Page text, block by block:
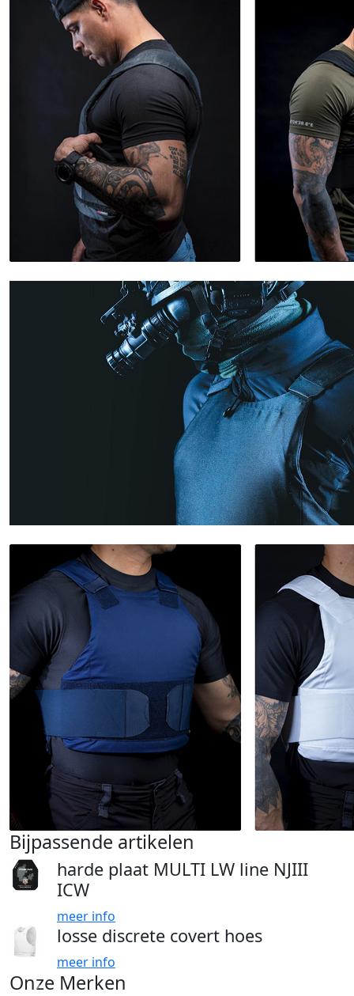
Bijpassende artikelen
harde plaat MULTI LW line NJIII
ICW
meer info
losse discrete covert hoes
meer info
Onze Merken